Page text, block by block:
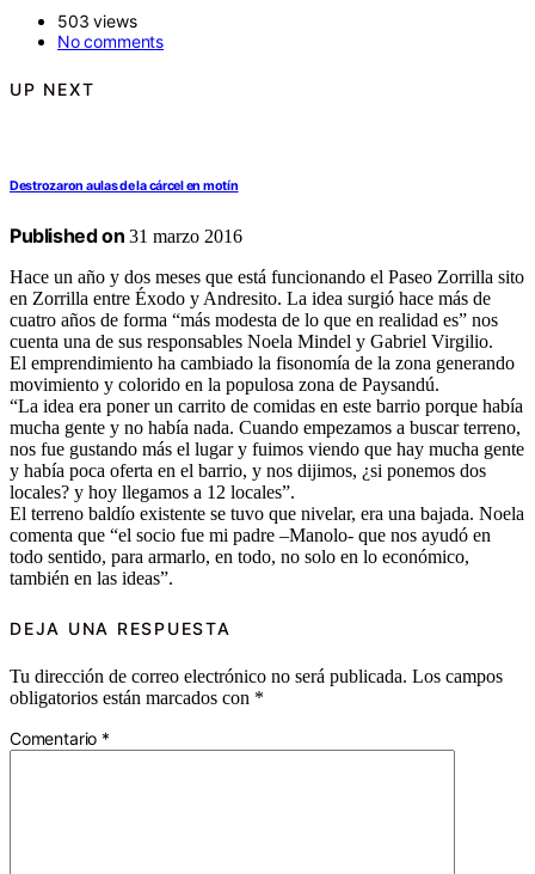
503 views
No comments
UP NEXT
Destrozaron aulas de la cárcel en motín
Published on 31 marzo 2016
Hace un año y dos meses que está funcionando el Paseo Zorrilla sito
en Zorrilla entre Éxodo y Andresito. La idea surgió hace más de
cuatro años de forma “más modesta de lo que en realidad es” nos
cuenta una de sus responsables Noela Mindel y Gabriel Virgilio.
El emprendimiento ha cambiado la fisonomía de la zona generando
movimiento y colorido en la populosa zona de Paysandú.
“La idea era poner un carrito de comidas en este barrio porque había
mucha gente y no había nada. Cuando empezamos a buscar terreno,
nos fue gustando más el lugar y fuimos viendo que hay mucha gente
y había poca oferta en el barrio, y nos dijimos, ¿si ponemos dos
locales? y hoy llegamos a 12 locales”.
El terreno baldío existente se tuvo que nivelar, era una bajada. Noela
comenta que “el socio fue mi padre –Manolo- que nos ayudó en
todo sentido, para armarlo, en todo, no solo en lo económico,
también en las ideas”.
DEJA UNA RESPUESTA
Tu dirección de correo electrónico no será publicada. Los campos
obligatorios están marcados con *
Comentario *